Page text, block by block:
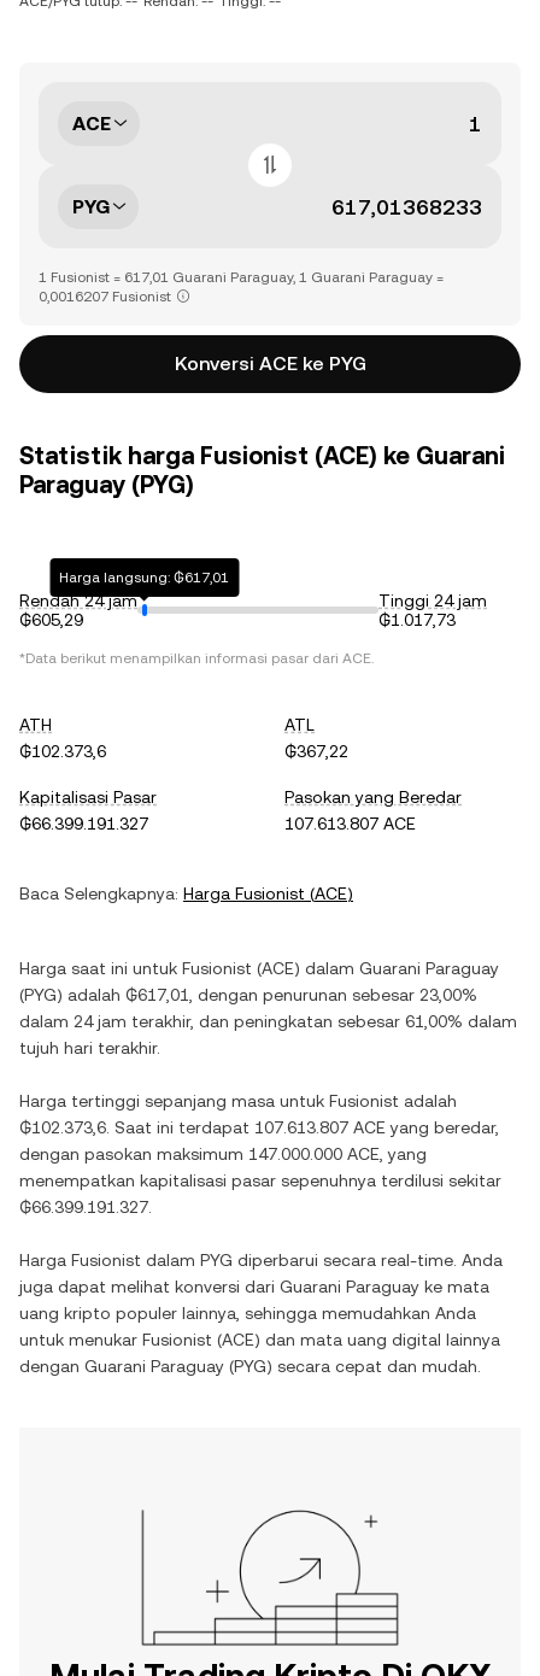
ACE
PYG
1 Fusionist = 617,01 Guarani Paraguay, 1 Guarani Paraguay =
0,0016207 Fusionist
Konversi ACE ke PYG
Statistik harga Fusionist (ACE) ke Guarani
Paraguay (PYG)
Rendah 24 jam
₲605,29
Harga langsung: ₲617,01
Tinggi 24 jam
₲1.017,73
*Data berikut menampilkan informasi pasar dari ACE.
ATH
₲102.373,6
ATL
₲367,22
Kapitalisasi Pasar
₲66.399.191.327
Pasokan yang Beredar
107.613.807 ACE
Baca Selengkapnya: Harga Fusionist (ACE)
Harga saat ini untuk Fusionist (ACE) dalam Guarani Paraguay
(PYG) adalah ₲617,01 , dengan penurunan sebesar 23,00%
dalam 24 jam terakhir, dan peningkatan sebesar 61,00% dalam
tujuh hari terakhir.
Harga tertinggi sepanjang masa untuk Fusionist adalah
₲102.373,6 . Saat ini terdapat 107.613.807 ACE yang beredar,
dengan pasokan maksimum 147.000.000 ACE , yang
menempatkan kapitalisasi pasar sepenuhnya terdilusi sekitar
₲66.399.191.327
Harga Fusionist dalam PYG diperbarui secara real-time. Anda
juga dapat melihat konversi dari Guarani Paraguay ke mata
uang kripto populer lainnya, sehingga memudahkan Anda
untuk menukar Fusionist (ACE) dan mata uang digital lainnya
dengan Guarani Paraguay (PYG) secara cepat dan mudah.